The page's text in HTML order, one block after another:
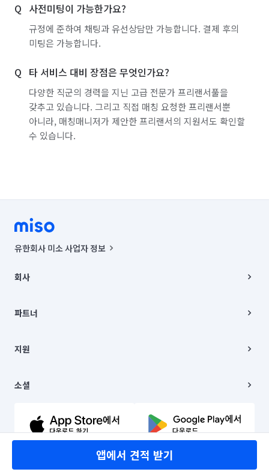
사전미팅이 가능한가요?
규정에 준하여 채팅과 유선상담만 가능합니다. 결제 후의
미팅은 가능합니다.
타 서비스 대비 장점은 무엇인가요?
다양한 직군의 경력을 지닌 고급 전문가 프리랜서풀을
갖추고 있습니다. 그리고 직접 매칭 요청한 프리랜서뿐
아니라, 매칭매니저가 제안한 프리랜서의 지원서도 확인할
수 있습니다.
앱에서 견적 받기
유한회사 미소 사업자 정보
00019 |
주소 | 본사: 서울특별시 종로구 율곡로 6(중학동, 트윈트리빌딩) B동 5층
컨택센터 : 서울특별시 종로구 수송동 율곡로 24, 7층, 8층 미소
상품, 상품정보, 거래에 관한 의무와 책임은 거래당사자에게 있습니다.
언론 보도 관련 문의:
© 유한회사 미소. Miso, Inc. All Rights Reserved.
회사
채용
파트너
이사
지원
이용약관
문의하기
소셜
유튜브